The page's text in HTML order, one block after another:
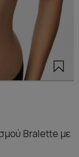
Bralette με